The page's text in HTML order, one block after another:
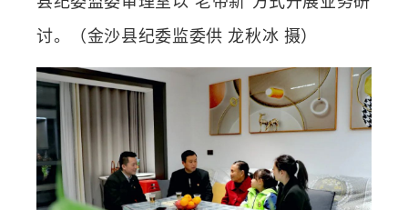
讨。（金沙县纪委监委供 龙秋冰 摄）